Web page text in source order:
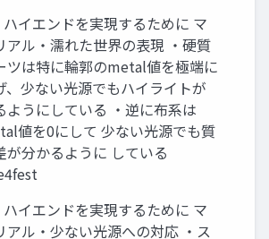
イエンドを実現するために マ
アル・濡れた世界の表現 ・硬質
ツは特に輪郭のmetal値を極端に
、少ない光源でもハイライトが
ようにしている ・逆に布系は
値を0にして 少ない光源でも質
が分かるように している
イエンドを実現するために マ
アル・少ない光源への対応 ・ス